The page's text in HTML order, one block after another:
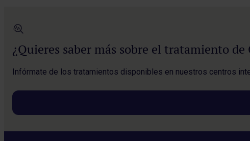
¿Quieres saber más sobre el tratamiento de
Infórmate de los tratamientos disponibles en nuestros centros